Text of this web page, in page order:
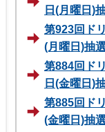
日(月曜日)
第923回ド
(月曜日)抽選
第884回ド
日(金曜日)
第885回ド
(金曜日)抽選